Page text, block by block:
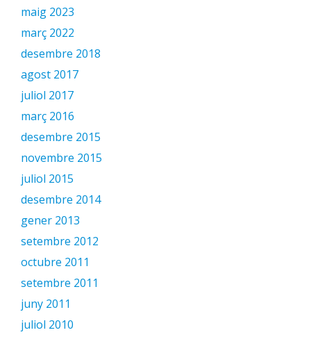
maig 2023
març 2022
desembre 2018
agost 2017
juliol 2017
març 2016
desembre 2015
novembre 2015
juliol 2015
desembre 2014
gener 2013
setembre 2012
octubre 2011
setembre 2011
juny 2011
juliol 2010